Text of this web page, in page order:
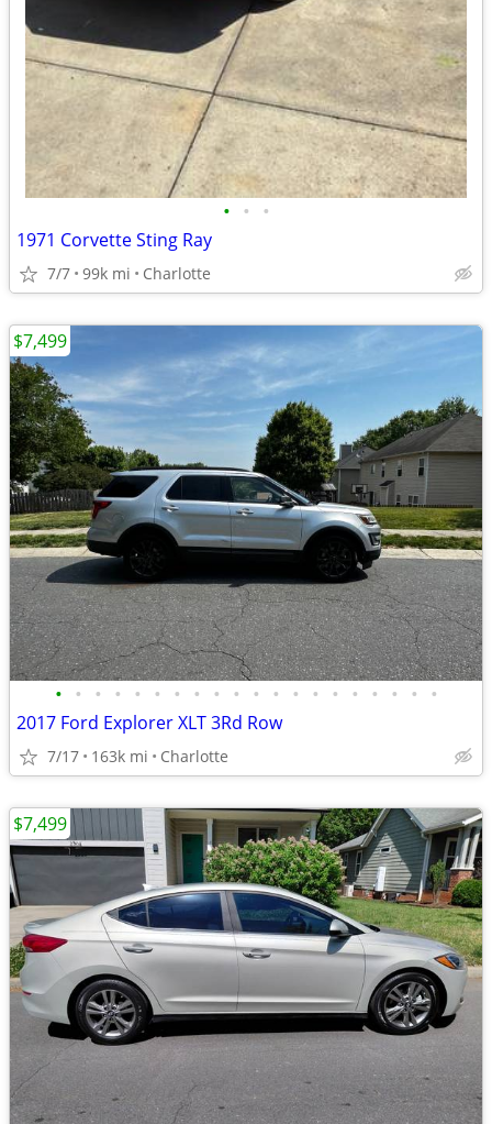
• • •
1971 Corvette Sting Ray
7/7 99k mi Charlotte
• • • • • • • • • • • • • • • • • • • •
2017 Ford Explorer XLT 3Rd Row
7/17 163k mi Charlotte
$7,499
$7,499